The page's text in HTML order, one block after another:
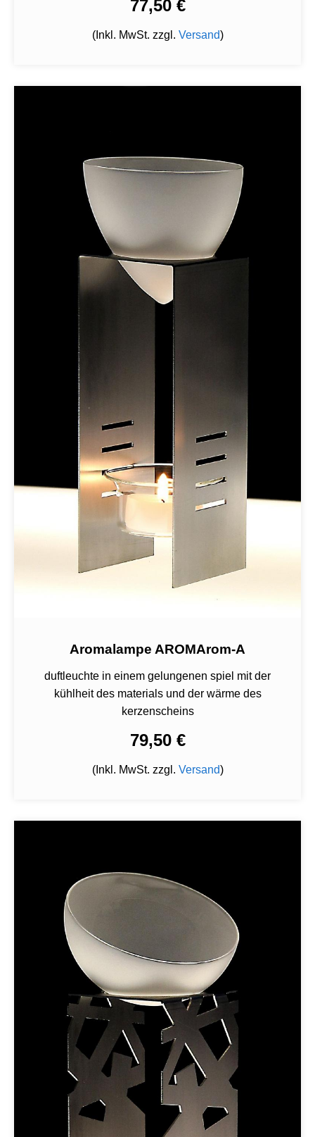
77,50 €
(Inkl. MwSt. zzgl. Versand)
Aromalampe AROMArom-A
duftleuchte in einem gelungenen spiel mit der
kühlheit des materials und der wärme des
kerzenscheins
79,50 €
(Inkl. MwSt. zzgl. Versand)